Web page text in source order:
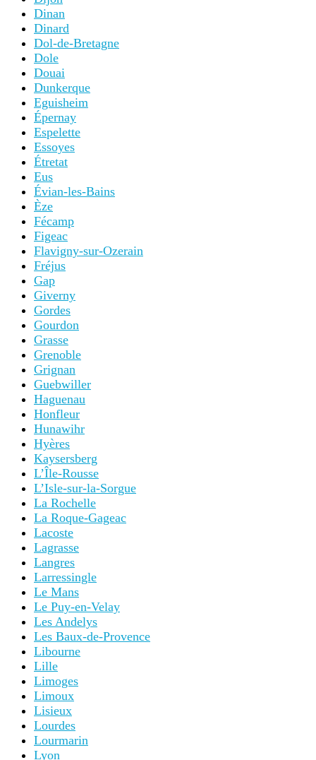
Dinan
Dinard
Dol-de-Bretagne
Dole
Douai
Dunkerque
Eguisheim
Épernay
Espelette
Essoyes
Étretat
Eus
Évian-les-Bains
Èze
Fécamp
Figeac
Flavigny-sur-Ozerain
Fréjus
Gap
Giverny
Gordes
Gourdon
Grasse
Grenoble
Grignan
Guebwiller
Haguenau
Honfleur
Hunawihr
Hyères
Kaysersberg
L’Île-Rousse
L’Isle-sur-la-Sorgue
La Rochelle
La Roque-Gageac
Lacoste
Lagrasse
Langres
Larressingle
Le Mans
Le Puy-en-Velay
Les Andelys
Les Baux-de-Provence
Libourne
Lille
Limoges
Limoux
Lisieux
Lourdes
Lourmarin
Lyon